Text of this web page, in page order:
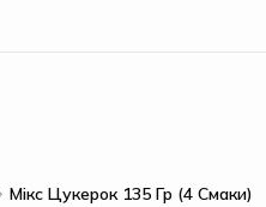
Мікс Цукерок 135 Гр (4 Смаки)